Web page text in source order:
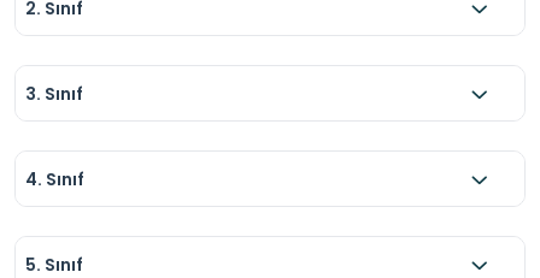
2. Sınıf
3. Sınıf
4. Sınıf
5. Sınıf